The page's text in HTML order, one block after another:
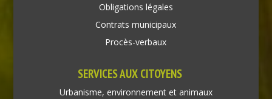
Obligations légales
Contrats municipaux
Procès-verbaux
SERVICES AUX CITOYENS
Urbanisme, environnement et animaux